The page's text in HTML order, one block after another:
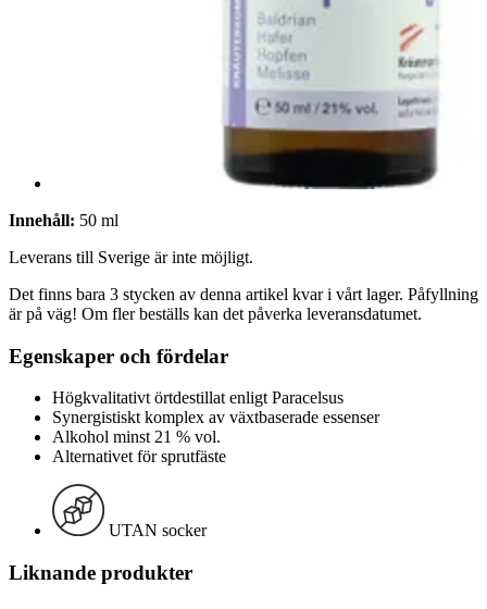
Innehåll: 50 ml
Leverans till Sverige är inte möjligt.
Det finns bara 3 stycken av denna artikel kvar i vårt lager. Påfyllning
är på väg! Om fler beställs kan det påverka leveransdatumet.
Egenskaper och fördelar
Högkvalitativt örtdestillat enligt Paracelsus
Synergistiskt komplex av växtbaserade essenser
Alkohol minst 21 % vol.
Alternativet för sprutfäste
UTAN socker
Liknande produkter